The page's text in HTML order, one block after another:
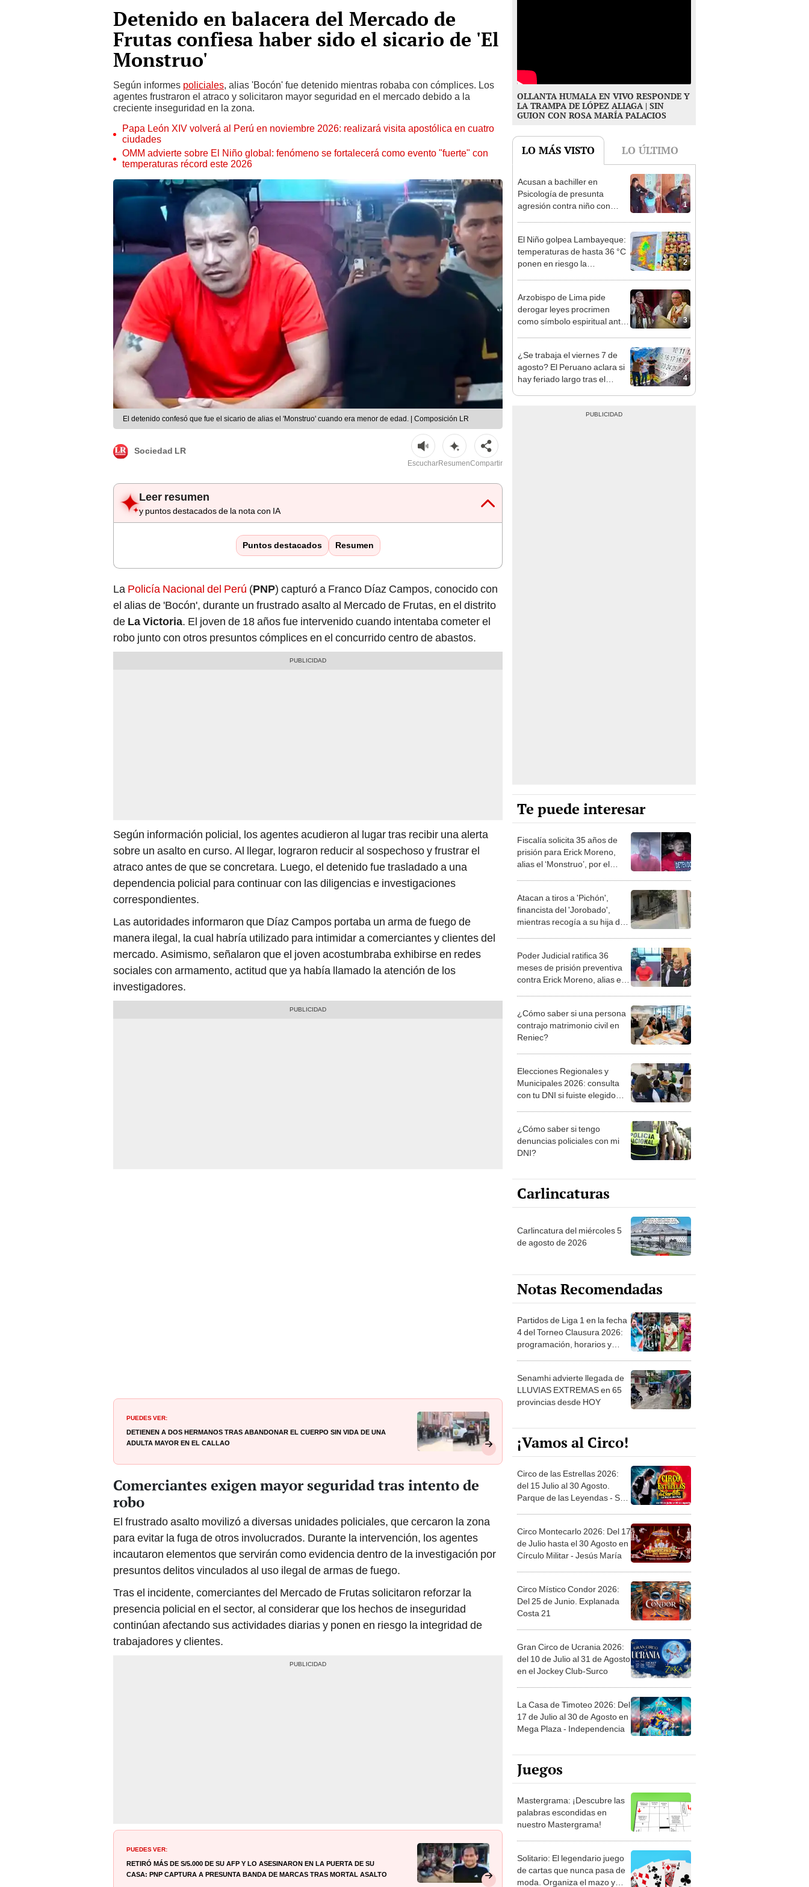
Detenido en balacera del Mercado de
Frutas confiesa haber sido el sicario de 'El
Monstruo'
Según informes policiales, alias 'Bocón' fue detenido mientras robaba con cómplices. Los
agentes frustraron el atraco y solicitaron mayor seguridad en el mercado debido a la
creciente inseguridad en la zona.
Papa León XIV volverá al Perú en noviembre 2026: realizará visita apostólica en cuatro
ciudades
OMM advierte sobre El Niño global: fenómeno se fortalecerá como evento "fuerte" con
temperaturas récord este 2026
El detenido confesó que fue el sicario de alias el 'Monstruo' cuando era menor de edad. | Composición LR
Sociedad LR
EscucharResumenCompartir
Leer resumen
y puntos destacados de la nota con IA
Puntos destacados Resumen
La Policía Nacional del Perú (PNP) capturó a Franco Díaz Campos, conocido con
el alias de 'Bocón', durante un frustrado asalto al Mercado de Frutas, en el distrito
de La Victoria. El joven de 18 años fue intervenido cuando intentaba cometer el
robo junto con otros presuntos cómplices en el concurrido centro de abastos.
Según información policial, los agentes acudieron al lugar tras recibir una alerta
sobre un asalto en curso. Al llegar, lograron reducir al sospechoso y frustrar el
atraco antes de que se concretara. Luego, el detenido fue trasladado a una
dependencia policial para continuar con las diligencias e investigaciones
correspondientes.
Las autoridades informaron que Díaz Campos portaba un arma de fuego de
manera ilegal, la cual habría utilizado para intimidar a comerciantes y clientes del
mercado. Asimismo, señalaron que el joven acostumbraba exhibirse en redes
sociales con armamento, actitud que ya había llamado la atención de los
investigadores.
PUEDES VER:
Detienen a dos hermanos tras abandonar el cuerpo sin vida de una
adulta mayor en el Callao
Comerciantes exigen mayor seguridad tras intento de
robo
El frustrado asalto movilizó a diversas unidades policiales, que cercaron la zona
para evitar la fuga de otros involucrados. Durante la intervención, los agentes
incautaron elementos que servirán como evidencia dentro de la investigación por
presuntos delitos vinculados al uso ilegal de armas de fuego.
Tras el incidente, comerciantes del Mercado de Frutas solicitaron reforzar la
presencia policial en el sector, al considerar que los hechos de inseguridad
continúan afectando sus actividades diarias y ponen en riesgo la integridad de
trabajadores y clientes.
PUEDES VER:
Retiró más de S/5.000 de su AFP y lo asesinaron en la puerta de su
casa: PNP captura a presunta banda de marcas tras mortal asalto
OLLANTA HUMALA EN VIVO RESPONDE Y
LA TRAMPA DE LÓPEZ ALIAGA | SIN
GUION CON ROSA MARÍA PALACIOS
LO MÁS VISTO LO ÚLTIMO
1
Acusan a bachiller en
Psicología de presunta
agresión contra niño con
2
El Niño golpea Lambayeque:
temperaturas de hasta 36 °C
ponen en riesgo la
3
Arzobispo de Lima pide
derogar leyes procrimen
como símbolo espiritual ante
4
¿Se trabaja el viernes 7 de
agosto? El Peruano aclara si
hay feriado largo tras el
Te puede interesar
Fiscalía solicita 35 años de
prisión para Erick Moreno,
alias el ‘Monstruo’, por el
Atacan a tiros a 'Pichón',
financista del 'Jorobado',
mientras recogía a su hija del
Poder Judicial ratifica 36
meses de prisión preventiva
contra Erick Moreno, alias el
¿Cómo saber si una persona
contrajo matrimonio civil en
Reniec?
Elecciones Regionales y
Municipales 2026: consulta
con tu DNI si fuiste elegido
la ONPE
¿Cómo saber si tengo
denuncias policiales con mi
DNI?
Carlincaturas
Carlincatura del miércoles 5
de agosto de 2026
Notas Recomendadas
Partidos de Liga 1 en la fecha
4 del Torneo Clausura 2026:
programación, horarios y
Senamhi advierte llegada de
LLUVIAS EXTREMAS en 65
provincias desde HOY
¡Vamos al Circo!
Circo de las Estrellas 2026:
del 15 Julio al 30 Agosto.
Parque de las Leyendas - San
Circo Montecarlo 2026: Del 17
de Julio hasta el 30 Agosto en
Círculo Militar - Jesús María
Circo Místico Condor 2026:
Del 25 de Junio. Explanada
Costa 21
Gran Circo de Ucrania 2026:
del 10 de Julio al 31 de Agosto
en el Jockey Club-Surco
La Casa de Timoteo 2026: Del
17 de Julio al 30 de Agosto en
Mega Plaza - Independencia
Juegos
Mastergrama: ¡Descubre las
palabras escondidas en
nuestro Mastergrama!
Solitario: El legendario juego
de cartas que nunca pasa de
moda. Organiza el mazo y